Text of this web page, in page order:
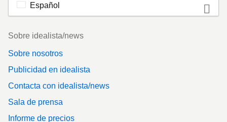
Español
Footer
Sobre idealista/news
Sobre nosotros
Publicidad en idealista
Contacta con idealista/news
Sala de prensa
Informe de precios